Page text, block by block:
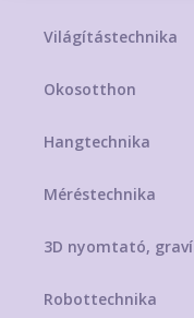
Világítástechnika
Okosotthon
Hangtechnika
Méréstechnika
3D nyomtató,
Robottechnika